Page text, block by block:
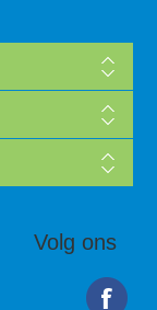
Volg ons